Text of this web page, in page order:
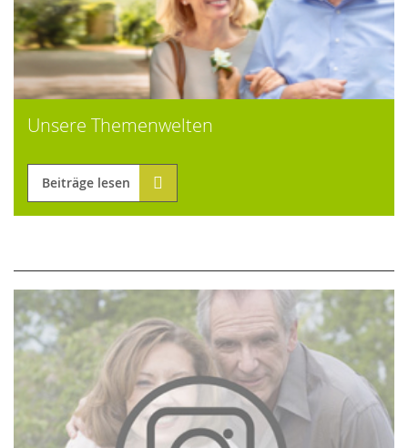
Unsere Themenwelten
Beiträge lesen